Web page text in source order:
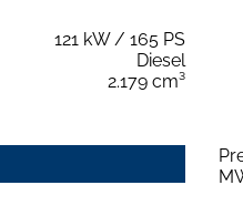
121 kW / 165 PS
Diesel
2.179 cm³